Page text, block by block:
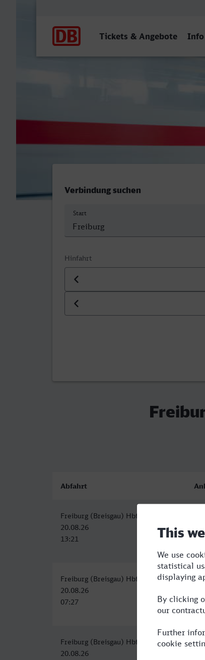
Tickets & Angebote Info
Freiburg (Breisgau)
Verbindung suchen
Start
Hinfahrt
Datum der Hinfahrt
Uhrzeit der Hinfahrt
Abfahrt
Freiburg (Breisgau) Hbf
20.08.26
13:21
Freiburg (Breisgau) Hbf
20.08.26
07:27
Freiburg (Breisgau) Hbf
20.08.26